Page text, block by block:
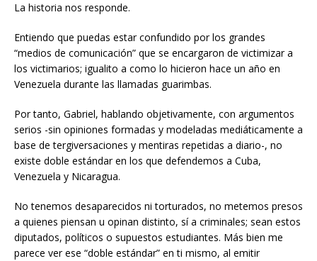
La historia nos responde.
Entiendo que puedas estar confundido por los grandes
“medios de comunicación” que se encargaron de victimizar a
los victimarios; igualito a como lo hicieron hace un año en
Venezuela durante las llamadas guarimbas.
Por tanto, Gabriel, hablando objetivamente, con argumentos
serios -sin opiniones formadas y modeladas mediáticamente a
base de tergiversaciones y mentiras repetidas a diario-, no
existe doble estándar en los que defendemos a Cuba,
Venezuela y Nicaragua.
No tenemos desaparecidos ni torturados, no metemos presos
a quienes piensan u opinan distinto, sí a criminales; sean estos
diputados, políticos o supuestos estudiantes. Más bien me
parece ver ese “doble estándar” en ti mismo, al emitir